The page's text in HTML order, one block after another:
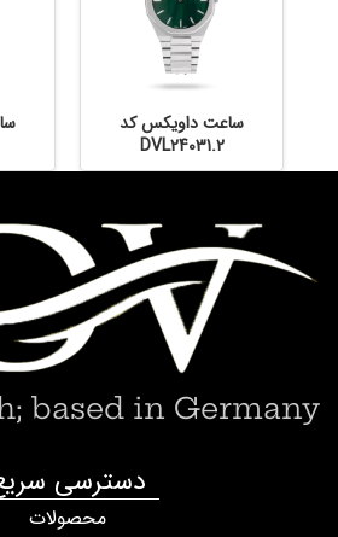
ساعت داویکس کد
DVL24031.2
دسترسی
محصولات
based in Germany